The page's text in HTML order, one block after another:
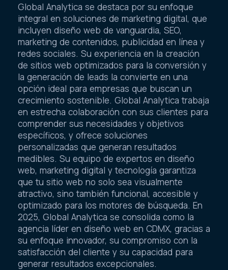
Global Analytica se destaca por su enfoque
integral en soluciones de marketing digital, que
incluyen diseño web de vanguardia, SEO,
marketing de contenidos, publicidad en línea y
redes sociales. Su experiencia en la creación
de sitios web optimizados para la conversión y
la generación de leads la convierte en una
opción ideal para empresas que buscan un
crecimiento sostenible. Global Analytica trabaja
en estrecha colaboración con sus clientes para
comprender sus necesidades y objetivos
específicos, y ofrece soluciones
personalizadas que generan resultados
medibles. Su equipo de expertos en diseño
web, marketing digital y tecnología garantiza
que tu sitio web no solo sea visualmente
atractivo, sino también funcional, accesible y
optimizado para los motores de búsqueda. En
2025, Global Analytica se consolida como la
agencia líder en diseño web en CDMX, gracias a
su enfoque innovador, su compromiso con la
satisfacción del cliente y su capacidad para
generar resultados excepcionales.